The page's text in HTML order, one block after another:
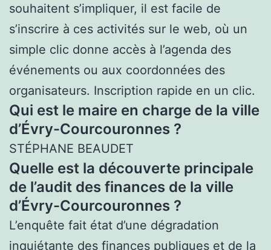
souhaitent s’impliquer, il est facile de
s’inscrire à ces activités sur le web, où un
simple clic donne accès à l’agenda des
événements ou aux coordonnées des
organisateurs. Inscription rapide en un clic.
Qui est le maire en charge de la ville
d’Évry-Courcouronnes ?
STÉPHANE BEAUDET
Quelle est la découverte principale
de l’audit des finances de la ville
d’Évry-Courcouronnes ?
L’enquête fait état d’une dégradation
inquiétante des finances publiques et de la